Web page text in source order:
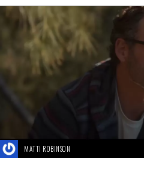
MATTI ROBINSON